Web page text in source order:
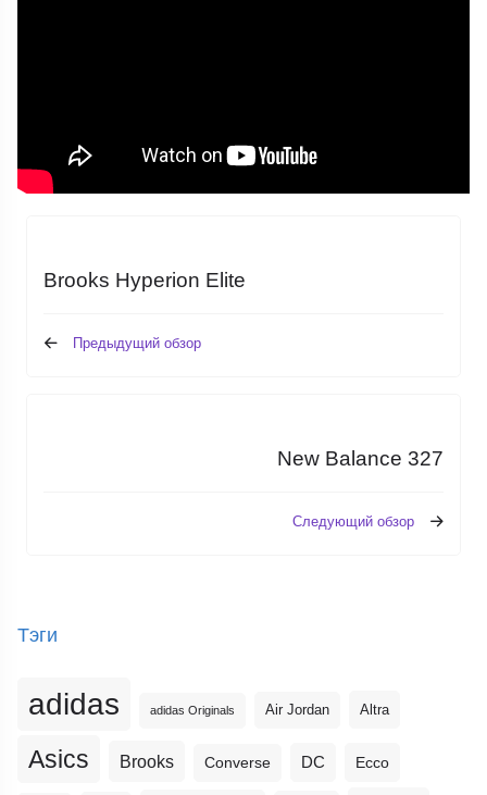
Brooks Hyperion Elite
Предыдущий обзор
New Balance 327
Следующий обзор
Тэги
adidas adidas Originals Air Jordan Altra
Asics Brooks Converse DC Ecco